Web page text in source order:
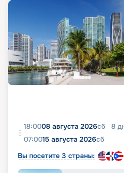
и индивидуальные, а также
заниматься фитнесом в
Technogym Kit.
шопинг-галерея The
отобранными коллекциями
художественная галерея
также представлены
мастеров поп-арта Энди
18:0008 августа 2026сб 8
07:0015 августа 2026сб
Вы посетите 3 страны: